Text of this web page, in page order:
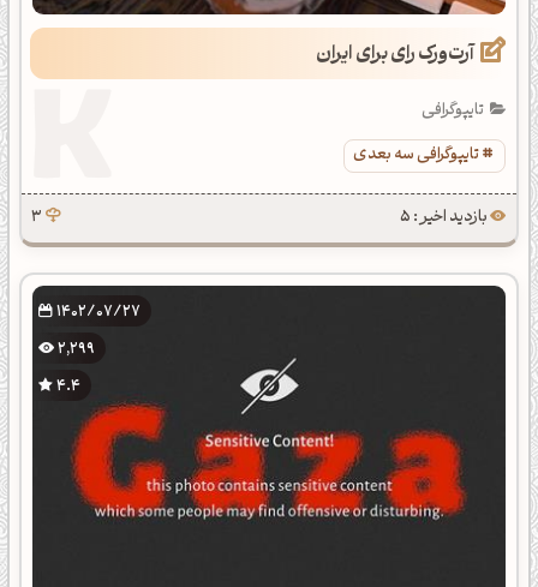
آرت‌ورک رای برای ایران
تایپوگرافی
تایپوگرافی سه بعدی
بازدید اخیر : 5 3
1402/07/27
2,299
4.4